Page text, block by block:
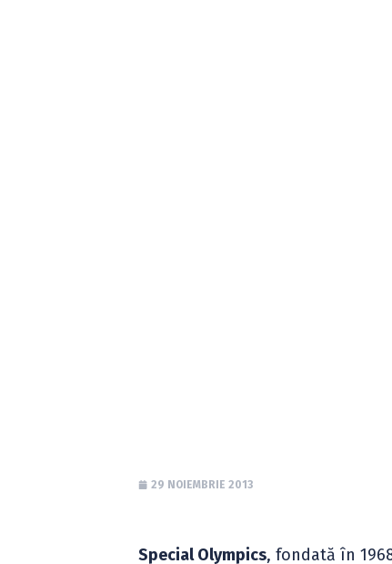
29 NOIEMBRIE 2013
Special Olympics, fondată în